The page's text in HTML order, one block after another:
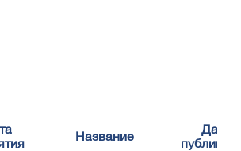
Название
Дата